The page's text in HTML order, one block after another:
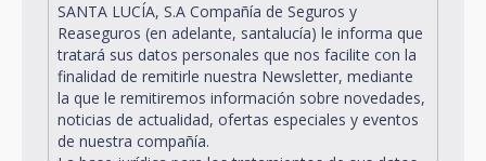
SANTA LUCÍA, S.A Compañía de Seguros y
Reaseguros (en adelante, santalucía) le informa que
tratará sus datos personales que nos facilite con la
finalidad de remitirle nuestra Newsletter, mediante
la que le remitiremos información sobre novedades,
noticias de actualidad, ofertas especiales y eventos
de nuestra compañía.